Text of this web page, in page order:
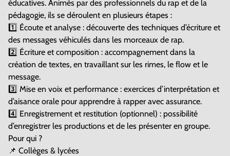
éducatives. Animés par des professionnels du rap et de la
pédagogie, ils se déroulent en plusieurs étapes :
1️⃣ Écoute et analyse : découverte des techniques d’écriture et
des messages véhiculés dans les morceaux de rap.
2️⃣ Écriture et composition : accompagnement dans la
création de textes, en travaillant sur les rimes, le flow et le
message.
3️⃣ Mise en voix et performance : exercices d’interprétation et
d’aisance orale pour apprendre à rapper avec assurance.
4️⃣ Enregistrement et restitution (optionnel) : possibilité
d’enregistrer les productions et de les présenter en groupe.
Pour qui ?
📌 Collèges & lycées